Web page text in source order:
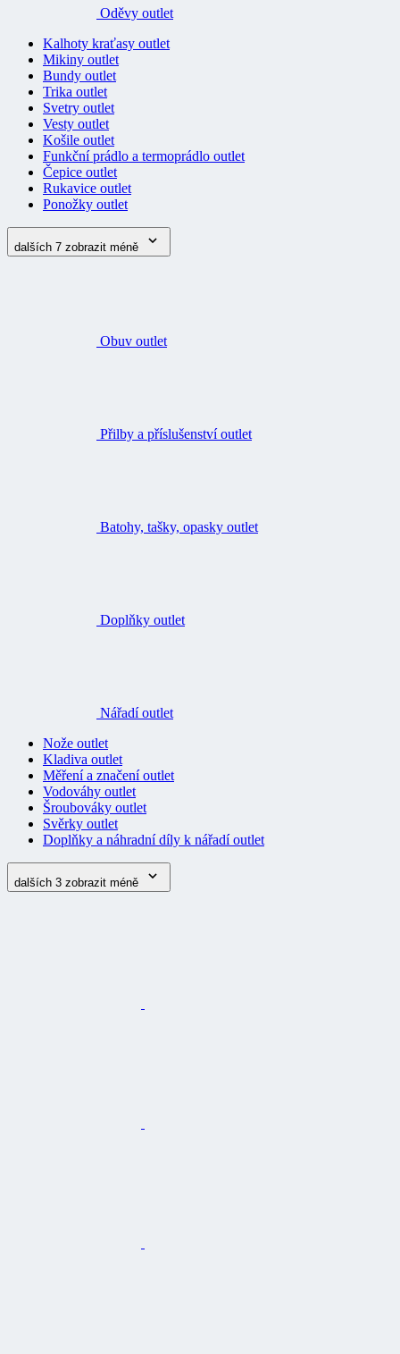
Oděvy outlet
Kalhoty kraťasy outlet
Mikiny outlet
Bundy outlet
Trika outlet
Svetry outlet
Vesty outlet
Košile outlet
Funkční prádlo a termoprádlo outlet
Čepice outlet
Rukavice outlet
Ponožky outlet
dalších 7 zobrazit méně
Obuv outlet
Přilby a příslušenství outlet
Batohy, tašky, opasky outlet
Doplňky outlet
Nářadí outlet
Nože outlet
Kladiva outlet
Měření a značení outlet
Vodováhy outlet
Šroubováky outlet
Svěrky outlet
Doplňky a náhradní díly k nářadí outlet
dalších 3 zobrazit méně